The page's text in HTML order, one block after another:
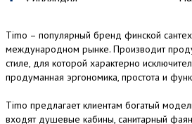
Timo – популярный бренд финской
международном рынке. Производит
стиле, для которой характерно
продуманная эргономика, простота и
Timo предлагает клиентам богатый
входят душевые кабины, санитарный